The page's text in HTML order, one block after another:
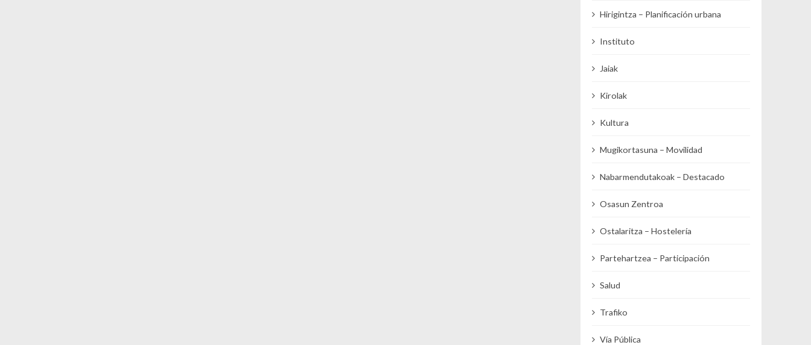
Hirigintza – Planificación urbana
Instituto
Jaiak
Kirolak
Kultura
Mugikortasuna – Movilidad
Nabarmendutakoak – Destacado
Osasun Zentroa
Ostalaritza – Hostelería
Partehartzea – Participación
Salud
Trafiko
Vía Pública